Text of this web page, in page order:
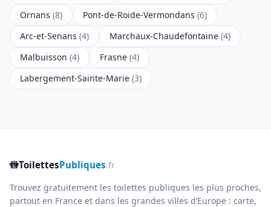
Ornans (8) Pont-de-Roide-Vermondans (6)
Arc-et-Senans (4) Marchaux-Chaudefontaine (4)
Malbuisson (4) Frasne (4)
Labergement-Sainte-Marie (3)
🚻ToilettesPubliques.fr
Trouvez gratuitement les toilettes publiques les plus proches,
partout en France et dans les grandes villes d’Europe : carte,